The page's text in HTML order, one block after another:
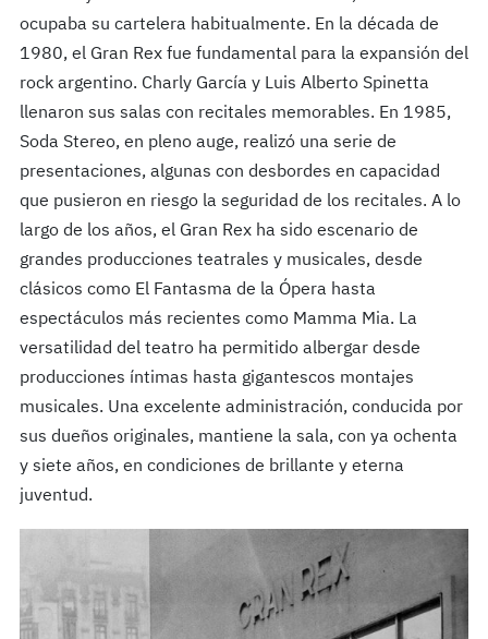
ocupaba su cartelera habitualmente. En la década de
1980, el Gran Rex fue fundamental para la expansión del
rock argentino. Charly García y Luis Alberto Spinetta
llenaron sus salas con recitales memorables. En 1985,
Soda Stereo, en pleno auge, realizó una serie de
presentaciones, algunas con desbordes en capacidad
que pusieron en riesgo la seguridad de los recitales. A lo
largo de los años, el Gran Rex ha sido escenario de
grandes producciones teatrales y musicales, desde
clásicos como El Fantasma de la Ópera hasta
espectáculos más recientes como Mamma Mia. La
versatilidad del teatro ha permitido albergar desde
producciones íntimas hasta gigantescos montajes
musicales. Una excelente administración, conducida por
sus dueños originales, mantiene la sala, con ya ochenta
y siete años, en condiciones de brillante y eterna
juventud.